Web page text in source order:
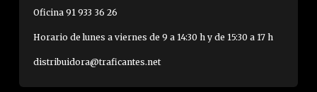
Oficina 91 933 36 26
Horario de lunes a viernes de 9 a 14:30 h y de 15:30 a 17 h
distribuidora@traficantes.net